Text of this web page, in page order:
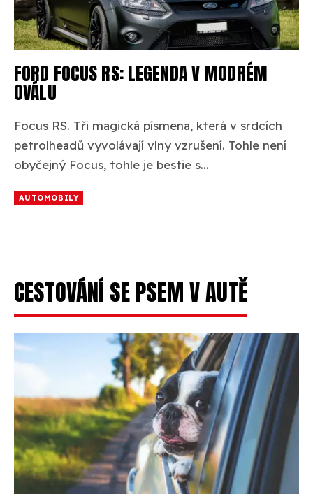
FORD FOCUS RS: LEGENDA V MODRÉM
OVÁLU
Focus RS. Tři magická písmena, která v srdcích
petrolheadů vyvolávají vlny vzrušení. Tohle není
obyčejný Focus, tohle je bestie s...
AUTOMOBILY
CESTOVÁNÍ SE PSEM V AUTĚ